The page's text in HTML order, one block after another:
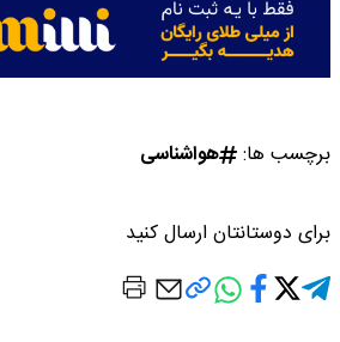
برچسب ها: هواشناسی
برای دوستانتان ارسال کنید